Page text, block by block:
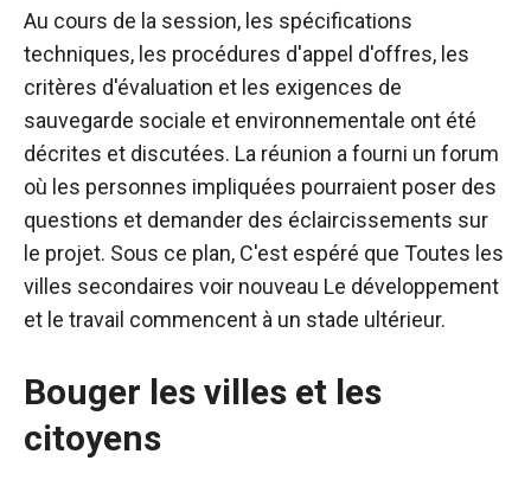
Au cours de la session, les spécifications
techniques, les procédures d'appel d'offres, les
critères d'évaluation et les exigences de
sauvegarde sociale et environnementale ont été
décrites et discutées. La réunion a fourni un forum
où les personnes impliquées pourraient poser des
questions et demander des éclaircissements sur
le projet. Sous ce plan, C'est espéré que Toutes les
villes secondaires voir nouveau Le développement
et le travail commencent à un stade ultérieur.
Bouger les villes et les
citoyens